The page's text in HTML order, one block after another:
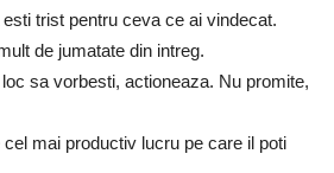
trist pentru ceva ce ai vindecat.
de jumatate din intreg.
sa vorbesti, actioneaza. Nu promite,
mai productiv lucru pe care il poti